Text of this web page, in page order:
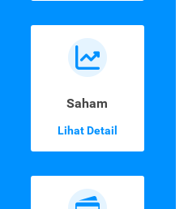
Saham
Lihat Detail